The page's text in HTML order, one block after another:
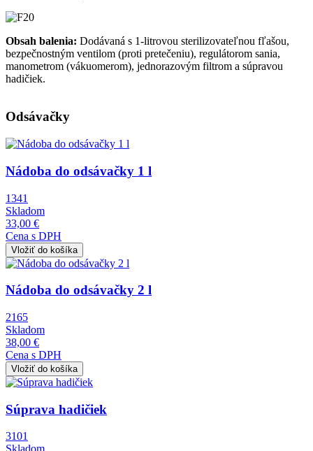
Obsah balenia: Dodávaná s 1-litrovou sterilizovateľnou fľašou,
bezpečnostným ventilom (proti pretečeniu), regulátorom sania,
manometrom (vákuomerom), jednorazovým filtrom a súpravou
hadičiek.
Odsávačky
Obrázok
Nádoba do odsávačky 1 l
1341
Skladom
33,00 €
Cena s DPH
Obrázok
Nádoba do odsávačky 2 l
2165
Skladom
38,00 €
Cena s DPH
Obrázok
Súprava hadičiek
3101